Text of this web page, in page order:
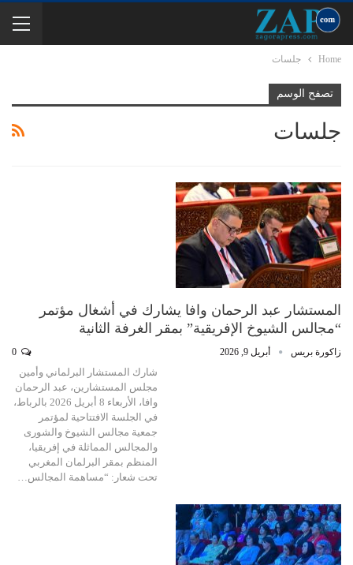
Home جلسات
تصفح الوسم
جلسات
المستشار عبد الرحمان وافا يشارك في أشغال مؤتمر
“مجالس الشيوخ الإفريقية” بمقر الغرفة الثانية
زاكورة بريس أبريل 9, 2026
شارك المستشار البرلماني وأمين
مجلس المستشارين، عبد الرحمان
وافا، الأربعاء 8 أبريل 2026 بالرباط،
في الجلسة الافتتاحية لمؤتمر
جمعية مجالس الشيوخ والشورى
والمجالس المماثلة في إفريقيا،
المنظم بمقر البرلمان المغربي
تحت شعار: “مساهمة المجالس…